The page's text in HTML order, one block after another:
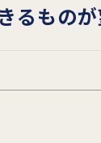
るもの